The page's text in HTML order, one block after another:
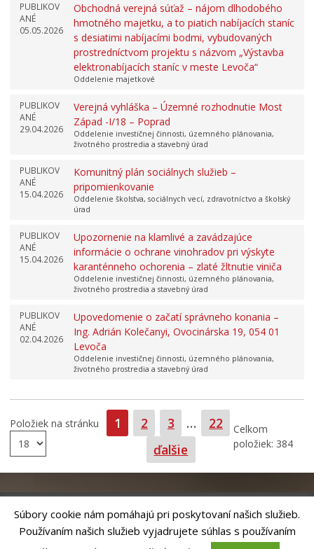
PUBLIKOV
ANÉ
05.05.2026
Obchodná verejná súťaž – nájom dlhodobého
hmotného majetku, a to piatich nabíjacích staníc
s desiatimi nabíjacími bodmi, vybudovaných
prostredníctvom projektu s názvom „Výstavba
elektronabíjacích staníc v meste Levoča“
Oddelenie majetkové
PUBLIKOV
ANÉ
29.04.2026
Verejná vyhláška – Územné rozhodnutie Most
Západ -I/18 – Poprad
Oddelenie investičnej činnosti, územného plánovania,
životného prostredia a stavebný úrad
PUBLIKOV
ANÉ
15.04.2026
Komunitný plán sociálnych služieb –
pripomienkovanie
Oddelenie školstva, sociálnych vecí, zdravotníctvo a školský
úrad
PUBLIKOV
ANÉ
15.04.2026
Upozornenie na klamlivé a zavádzajúce
informácie o ochrane vinohradov pri výskyte
karanténneho ochorenia – zlaté žltnutie viniča
Oddelenie investičnej činnosti, územného plánovania,
životného prostredia a stavebný úrad
PUBLIKOV
ANÉ
02.04.2026
Upovedomenie o začatí správneho konania –
Ing. Adrián Kolečanyi, Ovocinárska 19, 054 01
Levoča
Oddelenie investičnej činnosti, územného plánovania,
životného prostredia a stavebný úrad
Položiek na stránku Strana
1 Strana
2 Strana
3 … Strana
22
ďalšie
Celkom
položiek: 384
RiešenieANTIK SMART CITY
| Technický prevádzkovateľ – MVI
Súbory cookie nám pomáhajú pri poskytovaní našich služieb.
Používaním našich služieb vyjadrujete súhlas s používaním